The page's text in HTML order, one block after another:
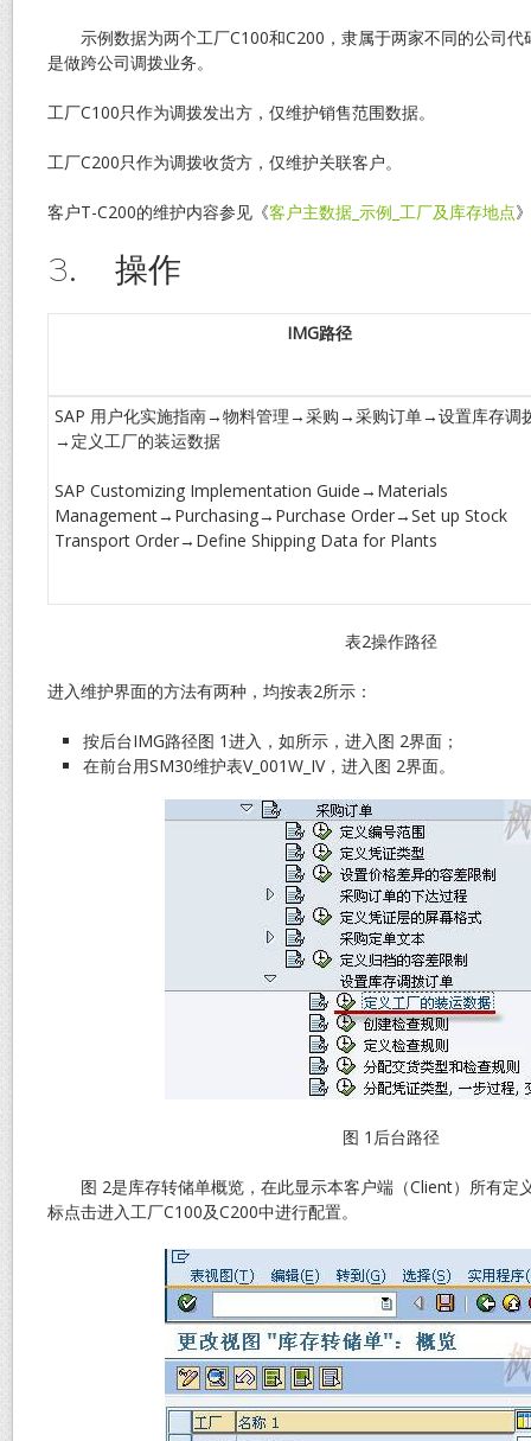
示例数据为两个工厂C100和C200，隶属于两家不同的公司代
是做跨公司调拨业务。
工厂C100只作为调拨发出方，仅维护销售范围数据。
工厂C200只作为调拨收货方，仅维护关联客户。
客户T-C200的维护内容参见《客户主数据_示例_工厂及库存地点
3. 操作
IMG路径
SAP 用户化实施指南→物料管理→采购→采购订单→设置库存调
→定义工厂的装运数据
SAP Customizing Implementation Guide→Materials
Management→Purchasing→Purchase Order→Set up Stock
Transport Order→Define Shipping Data for Plants
表2操作路径
进入维护界面的方法有两种，均按表2所示：
按后台IMG路径图 1进入，如所示，进入图 2界面；
在前台用SM30维护表V_001W_IV，进入图 2界面。
图 1后台路径
图 2是库存转储单概览，在此显示本客户端（Client）所有定
标点击进入工厂C100及C200中进行配置。